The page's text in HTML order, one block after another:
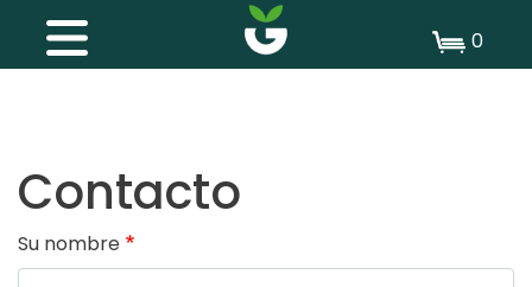
0
Contacto
Su nombre